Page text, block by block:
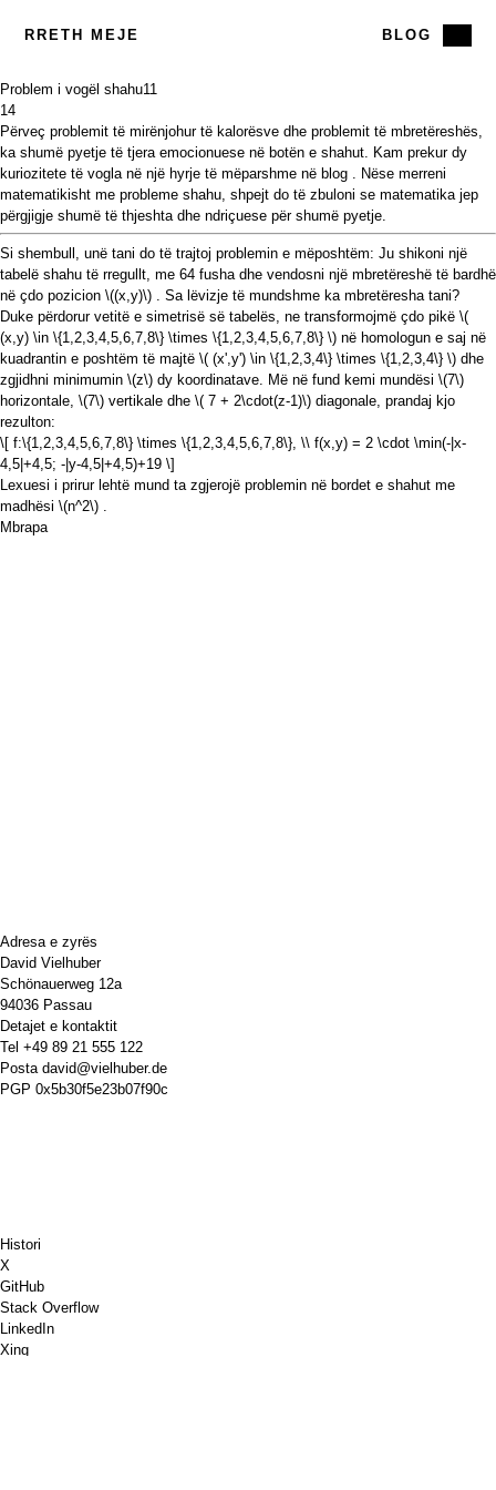
RRETH MEJE BLOG
Problem i vogël shahu11
14
Përveç problemit të mirënjohur të kalorësve dhe problemit të mbretëreshës,
ka shumë pyetje të tjera emocionuese në botën e shahut. Kam prekurdy
kuriozitete të vogla në një hyrje të mëparshme në blog . Nëse merreni
matematikisht me probleme shahu, shpejt do të zbuloni se matematika jep
përgjigje shumë të thjeshta dhe ndriçuese për shumë pyetje.
Si shembull, unë tani do të trajtoj problemin e mëposhtëm: Ju shikoni një
tabelë shahu të rregullt, me 64 fusha dhe vendosni një mbretëreshë të bardhë
në çdo pozicion \((x,y)\) . Sa lëvizje të mundshme ka mbretëresha tani?
Duke përdorur vetitë e simetrisë së tabelës, ne transformojmë çdo pikë \(
(x,y) \in \{1,2,3,4,5,6,7,8\} \times \{1,2,3,4,5,6,7,8\} \) në homologun e saj në
kuadrantin e poshtëm të majtë \( (x',y') \in \{1,2,3,4\} \times \{1,2,3,4\} \) dhe
zgjidhni minimumin \(z\) dy koordinatave. Më në fund kemi mundësi \(7\)
horizontale, \(7\) vertikale dhe \( 7 + 2\cdot(z-1)\) diagonale, prandaj kjo
rezulton:
\[ f:\{1,2,3,4,5,6,7,8\} \times \{1,2,3,4,5,6,7,8\}, \\ f(x,y) = 2 \cdot \min(-|x-
4,5|+4,5; -|y-4,5|+4,5)+19 \]
Lexuesi i prirur lehtë mund ta zgjerojë problemin në bordet e shahut me
madhësi \(n^2\)
Mbrapa
Adresa e zyrës
David Vielhuber
Schönauerweg 12a
94036 Passau
Detajet e kontaktit
Tel +49 89 21 555 122
Posta david@vielhuber.de
PGP 0x5b30f5e23b07f90c
Histori
X
GitHub
Stack Overflow
LinkedIn
Xing